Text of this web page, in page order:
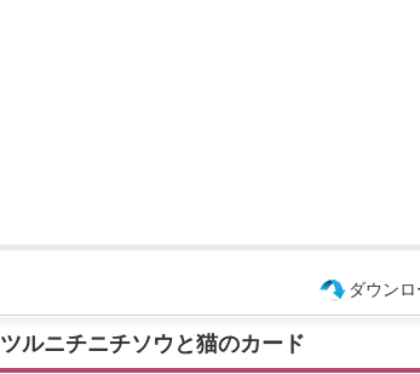
ダウンロ
ツルニチニチソウと猫のカード